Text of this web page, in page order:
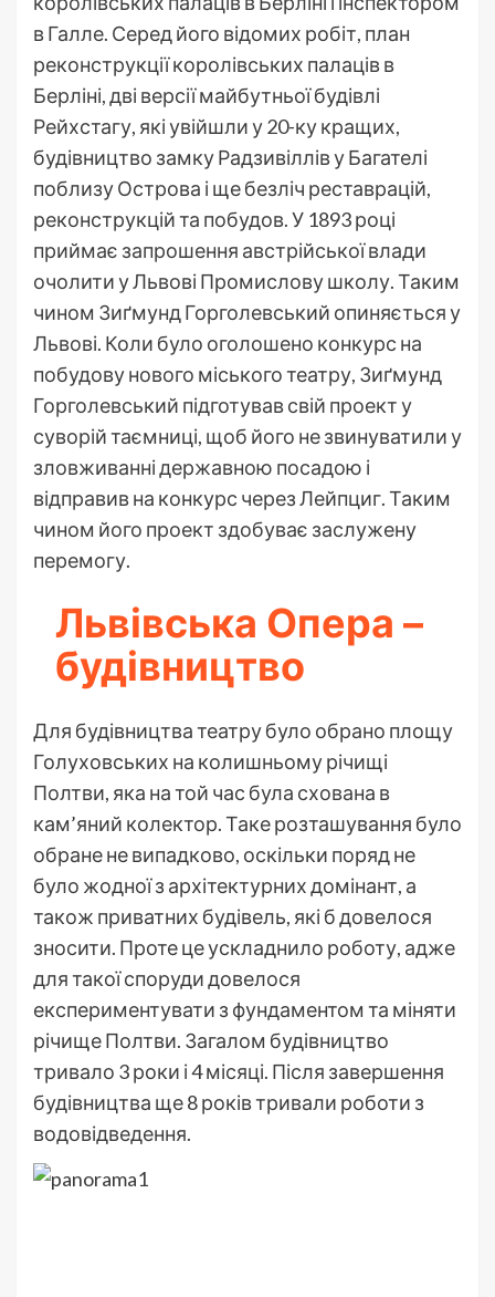
в Галле. Серед його відомих робіт, план
реконструкції королівських палаців в
Берліні, дві версії майбутньої будівлі
Рейхстагу, які увійшли у 20-ку кращих,
будівництво замку Радзивіллів у Багателі
поблизу Острова і ще безліч реставрацій,
реконструкцій та побудов. У 1893 році
приймає запрошення австрійської влади
очолити у Львові Промислову школу. Таким
чином Зиґмунд Горголевський опиняється у
Львові. Коли було оголошено конкурс на
побудову нового міського театру, Зиґмунд
Горголевський підготував свій проект у
суворій таємниці, щоб його не звинуватили у
зловживанні державною посадою і
відправив на конкурс через Лейпциг. Таким
чином його проект здобуває заслужену
перемогу.
Львівська Опера –
будівництво
Для будівництва театру було обрано площу
Голуховських на колишньому річищі
Полтви, яка на той час була схована в
кам’яний колектор. Таке розташування було
обране не випадково, оскільки поряд не
було жодної з архітектурних домінант, а
також приватних будівель, які б довелося
зносити. Проте це ускладнило роботу, адже
для такої споруди довелося
експериментувати з фундаментом та міняти
річище Полтви. Загалом будівництво
тривало 3 роки і 4 місяці. Після завершення
будівництва ще 8 років тривали роботи з
водовідведення.